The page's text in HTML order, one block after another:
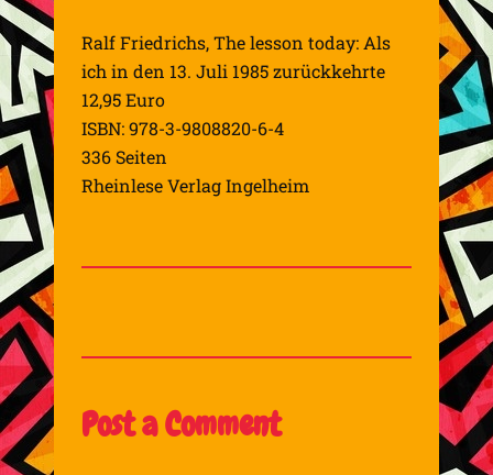
Ralf Friedrichs, The lesson today: Als
ich in den 13. Juli 1985 zurückkehrte
12,95 Euro
ISBN: 978-3-9808820-6-4
336 Seiten
Rheinlese Verlag Ingelheim
Post a Comment